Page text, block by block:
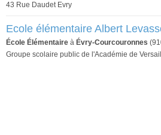
43 Rue Daudet Evry
Ecole élémentaire Albert
École Élémentaire à Évry-Courcouronnes
Groupe scolaire public de l'Académie de